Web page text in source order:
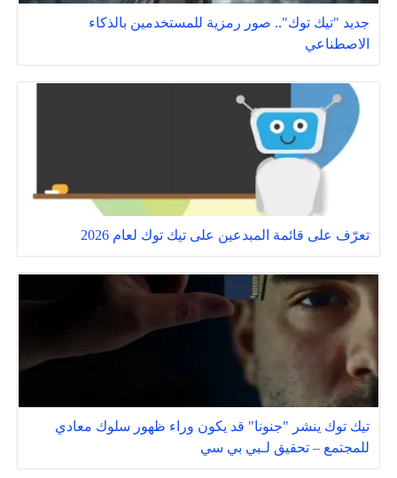
جديد "تيك توك".. صور رمزية للمستخدمين بالذكاء
الاصطناعي
تعرّف على قائمة المبدعين على تيك توك لعام 2026
تيك توك ينشر "جنونا" قد يكون وراء ظهور سلوك معادي
للمجتمع – تحقيق لـبي بي سي